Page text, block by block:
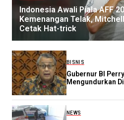
Indonesia Awali Piala AFF
Kemenangan Telak,
Cetak Hat-trick
BISNIS
Gubernur BI
Mengundurkan
NEWS